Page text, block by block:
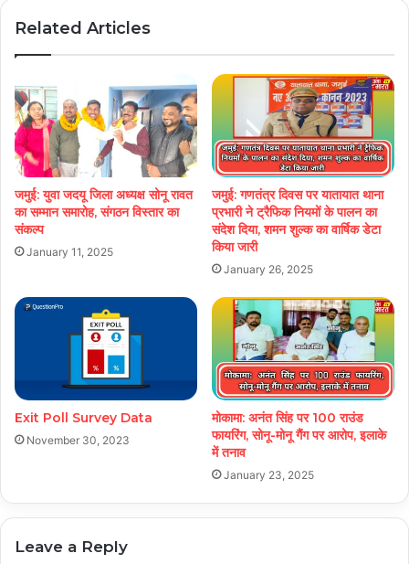
Related Articles
जमुई: युवा जदयू जिला अध्यक्ष सोनू रावत
का सम्मान समारोह, संगठन विस्तार का
संकल्प
January 11, 2025
जमुई: गणतंत्र दिवस पर यातायात थाना
प्रभारी ने ट्रैफिक नियमों के पालन का
संदेश दिया, शमन शुल्क का वार्षिक डेटा
किया जारी
January 26, 2025
Exit Poll Survey Data
November 30, 2023
मोकामा: अनंत सिंह पर 100 राउंड
फायरिंग, सोनू-मोनू गैंग पर आरोप, इलाके
में तनाव
January 23, 2025
Leave a Reply